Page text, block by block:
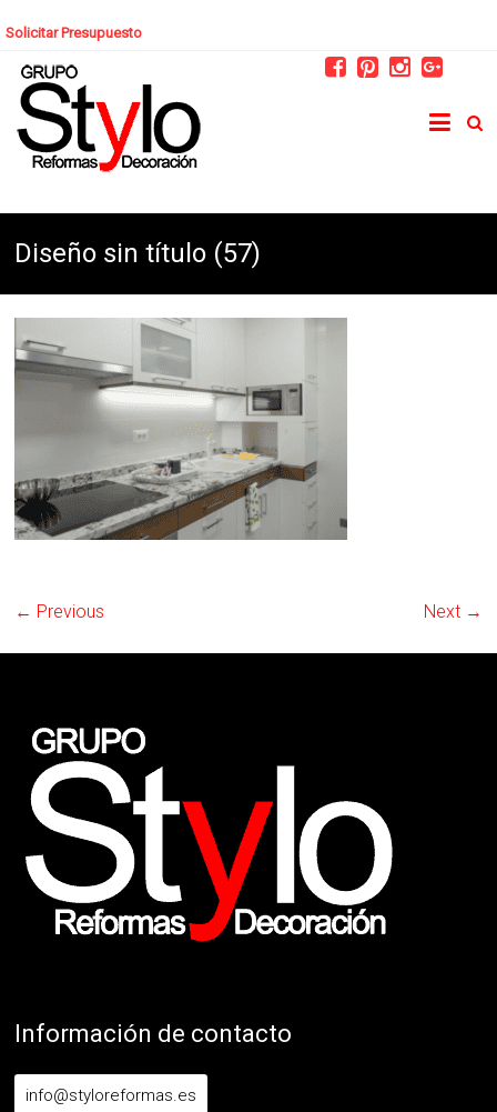
Solicitar Presupuesto
Diseño sin título (57)
← Previous Next →
Información de contacto
info@styloreformas.es